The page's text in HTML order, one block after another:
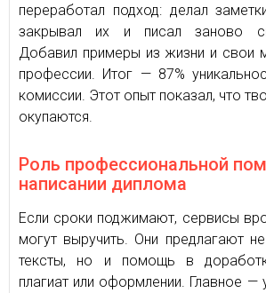
переработал подход: делал
закрывал их и писал заново
Добавил примеры из жизни и свои
профессии. Итог — 87%
комиссии. Этот опыт показал, что
окупаются.
Роль профессиональной
написании диплома
Если сроки поджимают, сервисы
могут выручить. Они предлагают
тексты, но и помощь в
плагиат или оформлении. Главное —